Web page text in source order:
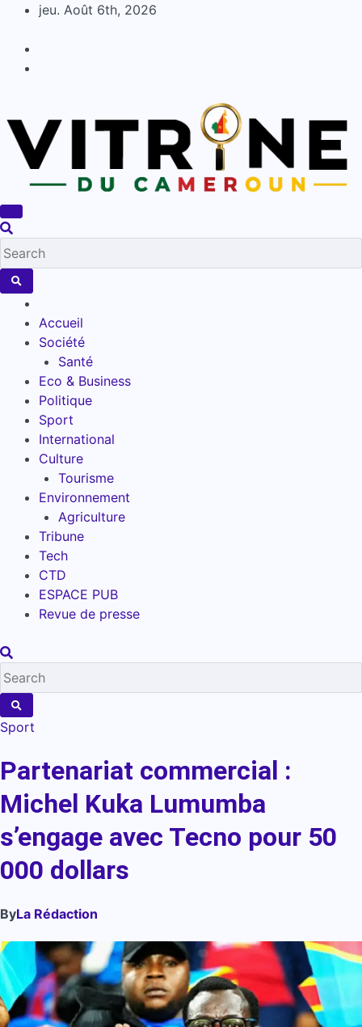
Skip
content
jeu. Août 6th, 2026
Accueil
Société
Santé
Eco & Business
Politique
Sport
International
Culture
Tourisme
Environnement
Agriculture
Tribune
Tech
CTD
ESPACE PUB
Revue de presse
Sport
Partenariat commercial :
Michel Kuka Lumumba
s’engage avec Tecno pour 50
000 dollars
ByLa Rédaction